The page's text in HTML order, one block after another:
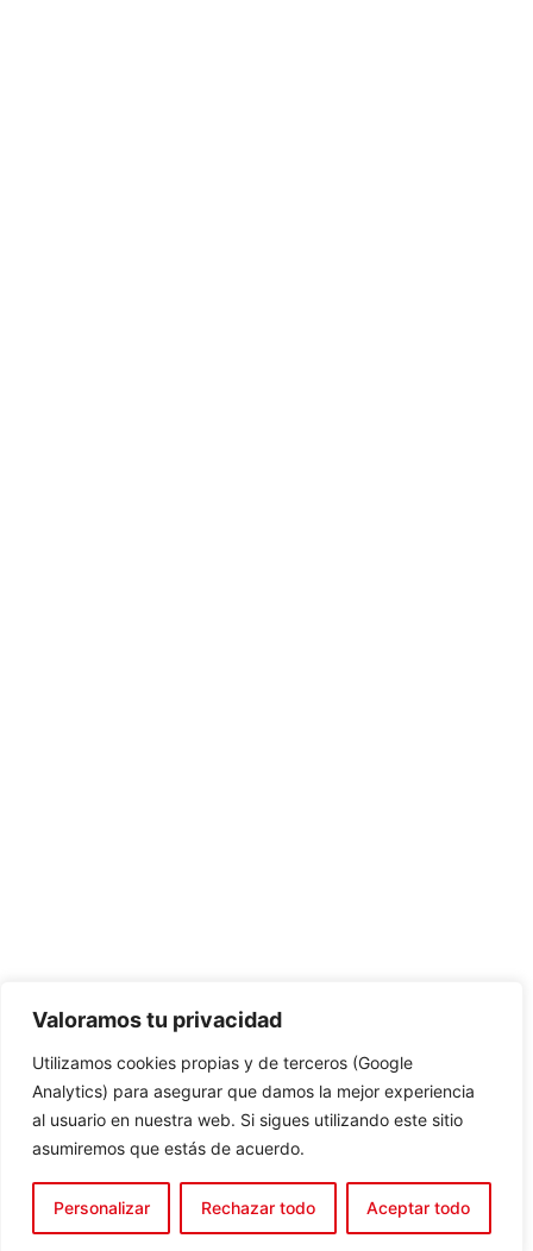
Valoramos tu privacidad
Utilizamos cookies propias y de terceros (Google
Analytics) para asegurar que damos la mejor experiencia
al usuario en nuestra web. Si sigues utilizando este sitio
asumiremos que estás de acuerdo.
Personalizar Rechazar todo Aceptar todo